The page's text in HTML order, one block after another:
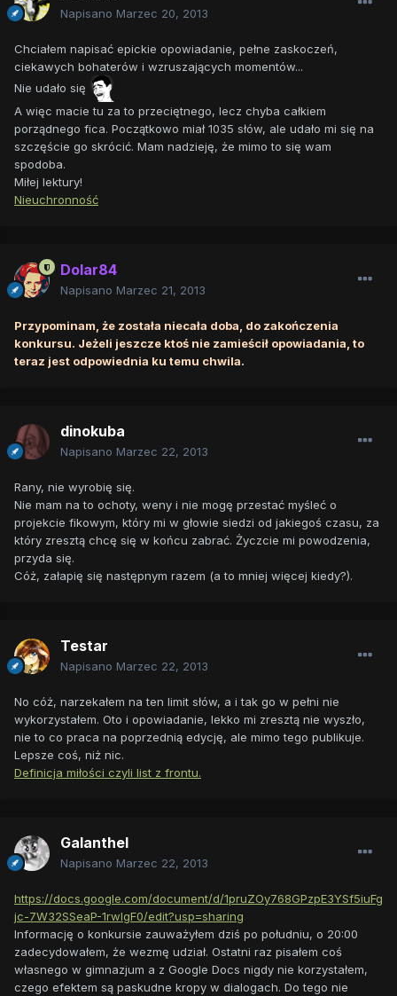
Napisano Marzec 20, 2013
Chciałem napisać epickie opowiadanie, pełne zaskoczeń,
ciekawych bohaterów i wzruszających momentów...
Nie udało się
A więc macie tu za to przeciętnego, lecz chyba całkiem
porządnego fica. Początkowo miał 1035 słów, ale udało mi się na
szczęście go skrócić. Mam nadzieję, że mimo to się wam
spodoba.
Miłej lektury!
Nieuchronność
Dolar84
Napisano Marzec 21, 2013
Przypominam, że została niecała doba, do zakończenia
konkursu. Jeżeli jeszcze ktoś nie zamieścił opowiadania, to
teraz jest odpowiednia ku temu chwila.
dinokuba
Napisano Marzec 22, 2013
Rany, nie wyrobię się.
Nie mam na to ochoty, weny i nie mogę przestać myśleć o
projekcie fikowym, który mi w głowie siedzi od jakiegoś czasu, za
który zresztą chcę się w końcu zabrać. Życzcie mi powodzenia,
przyda się.
Cóż, załapię się następnym razem (a to mniej więcej kiedy?).
Testar
Napisano Marzec 22, 2013
No cóż, narzekałem na ten limit słów, a i tak go w pełni nie
wykorzystałem. Oto i opowiadanie, lekko mi zresztą nie wyszło,
nie to co praca na poprzednią edycję, ale mimo tego publikuje.
Lepsze coś, niż nic.
Definicja miłości czyli list z frontu.
Galanthel
Napisano Marzec 22, 2013
https://docs.google.com/document/d/1pruZOy768GPzpE3YSf5iuFg
jc-7W32SSeaP-1rwIgF0/edit?usp=sharing
Informację o konkursie zauważyłem dziś po południu, o 20:00
zadecydowałem, że wezmę udział. Ostatni raz pisałem coś
własnego w gimnazjum a z Google Docs nigdy nie korzystałem,
czego efektem są paskudne kropy w dialogach. Do tego nie